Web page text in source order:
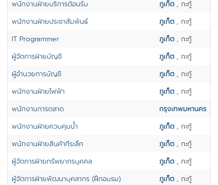
พนักงานฝ่ายบริการต้อนรับ
ภูเก็ต , กะทู้
พนักงานฝ่ายประชาสัมพันธ์
ภูเก็ต , กะทู้
IT Programmer
ภูเก็ต , กะทู้
ผู้จัดการฝ่ายบัญชี
ภูเก็ต , กะทู้
ผู้อำนวยการบัญชี
ภูเก็ต , กะทู้
พนักงานฝ่ายไฟฟ้า
ภูเก็ต , กะทู้
พนักงานการตลาด
กรุงเทพมหานคร
พนักงานฝ่ายควบคุมน้ำ
ภูเก็ต , กะทู้
พนักงานฝ่ายสินค้าที่ระลึก
ภูเก็ต , กะทู้
ผู้จัดการฝ่ายทรัพยากรบุคคล
ภูเก็ต , กะทู้
ผู้จัดการฝ่ายพัฒนาบุคลากร (ฝึกอบรม)
ภูเก็ต , กะทู้